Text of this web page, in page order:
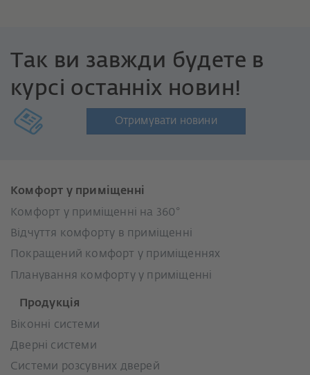
Так ви завжди будете в
курсі останніх новин!
Отримувати новини
Комфорт у приміщенні
Комфорт у приміщенні на 360°
Відчуття комфорту в приміщенні
Покращений комфорт у приміщеннях
Планування комфорту у приміщенні
Продукція
Віконні системи
Дверні системи
Системи розсувних дверей